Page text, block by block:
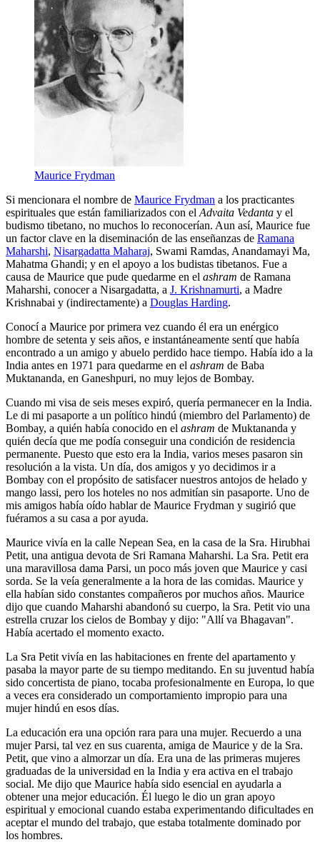
Maurice Frydman
Si mencionara el nombre de Maurice Frydman a los practicantes
espirituales que están familiarizados con el Advaita Vedanta y el
budismo tibetano, no muchos lo reconocerían. Aun así, Maurice fue
un factor clave en la diseminación de las enseñanzas de Ramana
Maharshi, Nisargadatta Maharaj, Swami Ramdas, Anandamayi Ma,
Mahatma Ghandi; y en el apoyo a los budistas tibetanos. Fue a
causa de Maurice que pude quedarme en el ashram de Ramana
Maharshi, conocer a Nisargadatta, a J. Krishnamurti, a Madre
Krishnabai y (indirectamente) a Douglas Harding.
Conocí a Maurice por primera vez cuando él era un enérgico
hombre de setenta y seis años, e instantáneamente sentí que había
encontrado a un amigo y abuelo perdido hace tiempo. Había ido a la
India antes en 1971 para quedarme en el ashram de Baba
Muktananda, en Ganeshpuri, no muy lejos de Bombay.
Cuando mi visa de seis meses expiró, quería permanecer en la India.
Le di mi pasaporte a un político hindú (miembro del Parlamento) de
Bombay, a quién había conocido en el ashram de Muktananda y
quién decía que me podía conseguir una condición de residencia
permanente. Puesto que esto era la India, varios meses pasaron sin
resolución a la vista. Un día, dos amigos y yo decidimos ir a
Bombay con el propósito de satisfacer nuestros antojos de helado y
mango lassi, pero los hoteles no nos admitían sin pasaporte. Uno de
mis amigos había oído hablar de Maurice Frydman y sugirió que
fuéramos a su casa a por ayuda.
Maurice vivía en la calle Nepean Sea, en la casa de la Sra. Hirubhai
Petit, una antigua devota de Sri Ramana Maharshi. La Sra. Petit era
una maravillosa dama Parsi, un poco más joven que Maurice y casi
sorda. Se la veía generalmente a la hora de las comidas. Maurice y
ella habían sido constantes compañeros por muchos años. Maurice
dijo que cuando Maharshi abandonó su cuerpo, la Sra. Petit vio una
estrella cruzar los cielos de Bombay y dijo: "Allí va Bhagavan".
Había acertado el momento exacto.
La Sra Petit vivía en las habitaciones en frente del apartamento y
pasaba la mayor parte de su tiempo meditando. En su juventud había
sido concertista de piano, tocaba profesionalmente en Europa, lo que
a veces era considerado un comportamiento impropio para una
mujer hindú en esos días.
La educación era una opción rara para una mujer. Recuerdo a una
mujer Parsi, tal vez en sus cuarenta, amiga de Maurice y de la Sra.
Petit, que vino a almorzar un día. Era una de las primeras mujeres
graduadas de la universidad en la India y era activa en el trabajo
social. Me dijo que Maurice había sido esencial en ayudarla a
obtener una mejor educación. Él luego le dio un gran apoyo
espiritual y emocional cuando estaba experimentando dificultades en
aceptar el mundo del trabajo, que estaba totalmente dominado por
los hombres.